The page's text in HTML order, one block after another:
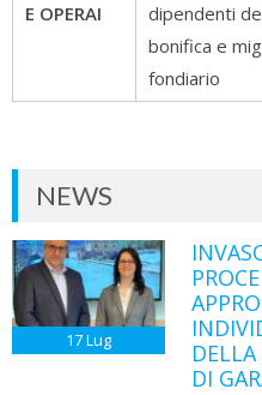
E OPERAI
dipendenti
bonifica e
fondiario
NEWS
17Lug
DI